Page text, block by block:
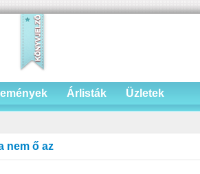
Árlisták Üzletek
nem ő az